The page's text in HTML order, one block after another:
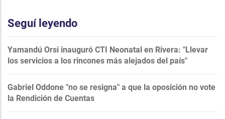
Seguí leyendo
Yamandú Orsi inauguró CTI Neonatal en Rivera: "Llevar
los servicios a los rincones más alejados del país"
Gabriel Oddone "no se resigna" a que la oposición no vote
la Rendición de Cuentas